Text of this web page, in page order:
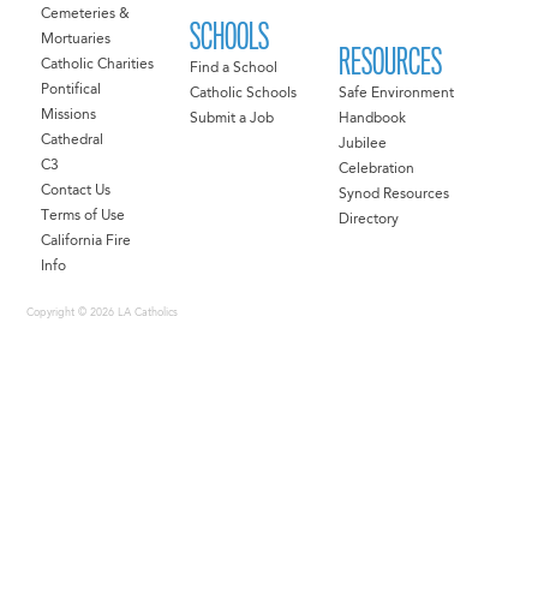
Cemeteries &
Mortuaries
Catholic Charities
Pontifical
Missions
Cathedral
C3
Contact Us
Terms of Use
California Fire
Info
SCHOOLS
Find a School
Catholic Schools
Submit a Job
RESOURCES
Safe Environment
Handbook
Jubilee
Celebration
Synod Resources
Directory
Copyright © 2026 LA Catholics